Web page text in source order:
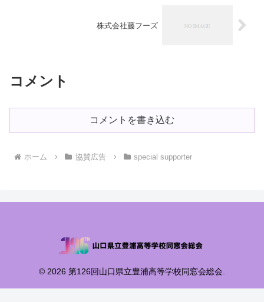
株式会社藤フーズ
コメント
コメントを書き込む
ホーム 協賛広告 special supporter
© 2026 第126回山口県立豊浦高等学校同窓会総会.